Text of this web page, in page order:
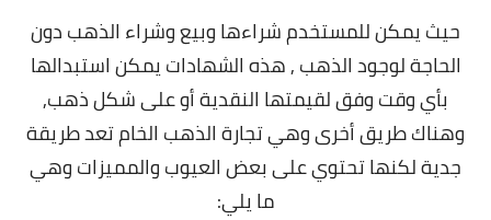
حيث يمكن للمستخدم شراءها وبيع وشراء الذهب دون
الحاجة لوجود الذهب ,هذه الشهادات يمكن استبدالها
بأي وقت وفق لقيمتها النقدية أو على شكل ذهب,
وهناك طريق أخرى وهي تجارة الذهب الخام تعد طريقة
جدية لكنها تحتوي على بعض العيوب والمميزات وهي
ما يلي: